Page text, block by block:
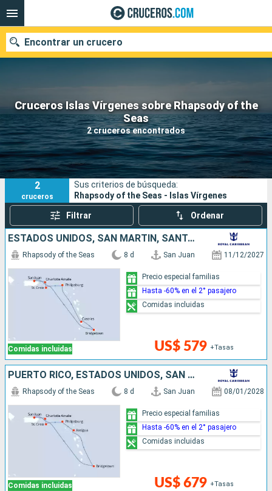
Cruceros Islas Vírgenes sobre Rhapsody of the
Seas
2 cruceros encontrados
Encontrar un crucero
Nuestros destinos
Fecha de salida
Puertos Compañías
Buscar
2
cruceros
Sus criterios de búsqueda:
Rhapsody of the Seas - Islas Vírgenes
Filtrar Ordenar
ESTADOS UNIDOS, SAN MARTÍN, SANTA LUCIA, BARBADOS, PUERTO RICO
Comidas incluidas
Rhapsody of the Seas 8 d San Juan 11/12/2027
US$ 579 +Tasas
Precio especial familias
Hasta -60% en el 2° pasajero
Comidas incluidas
PUERTO RICO, ESTADOS UNIDOS, SAN MARTÍN, ANTIGUA Y BARBUDA, BARBADOS
Comidas incluidas
Rhapsody of the Seas 8 d San Juan 08/01/2028
US$ 679 +Tasas
Precio especial familias
Hasta -60% en el 2° pasajero
Comidas incluidas